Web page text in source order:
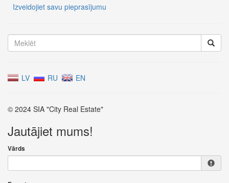
Izveidojiet savu pieprasījumu
LV RU EN
© 2024 SIA "City Real Estate"
Jautājiet mums!
Vārds